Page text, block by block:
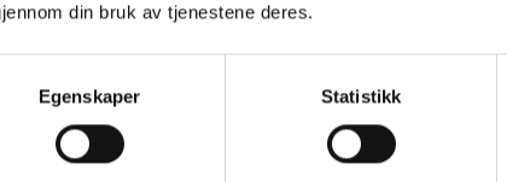
din bruk av tjenestene deres.
Egenskaper Statistikk